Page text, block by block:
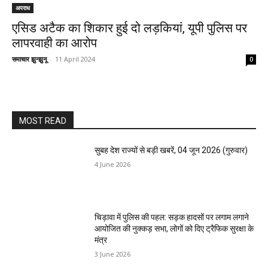
अपराध
एसिड अटैक का शिकार हुई दो लड़कियां, यूपी पुलिस पर
लापरवाही का आरोप
समाचार झुन्झुनू - 11 April 2024 0
MOST READ
सुबह देश राज्यों से बड़ी खबरें, 04 जून 2026 (गुरुवार)
4 June 2026
चिड़ावा में पुलिस की पहल: सड़क हादसों पर लगाम लगाने
आयोजित की नुक्कड़ सभा, लोगों को दिए ट्रैफिक सुरक्षा के
मंत्र
3 June 2026